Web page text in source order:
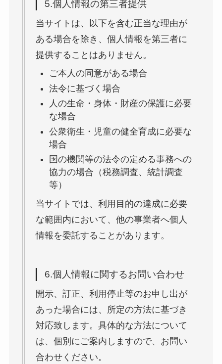
5.個人情報の第三者提供
当サイトは、以下を含む正当な理由が
ある場合を除き、個人情報を第三者に
提供することはありません。
ご本人の同意がある場合
法令に基づく場合
人の生命・身体・財産の保護に必要
な場合
公衆衛生・児童の健全育成に必要な
場合
国の機関等の法令の定める事務への
協力の場合（税務調査、統計調査
等）
当サイトでは、利用目的の達成に必要
な範囲内において、他の事業者へ個人
情報を委託することがあります。
6.個人情報に関するお問い合わせ
開示、訂正、利用停止等のお申し出が
あった場合には、所定の方法に基づき
対応致します。具体的な方法について
は、個別にご案内しますので、お問い
合わせください。